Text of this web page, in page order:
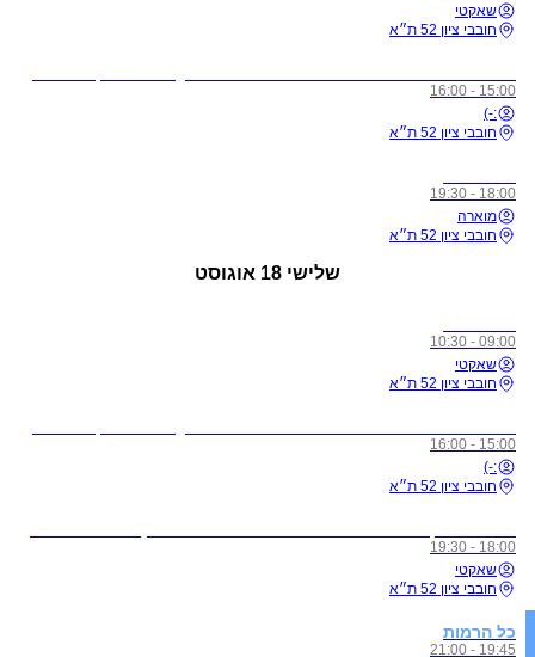
שאקטי
חובבי ציון 52 ת״א
15:00 - 16:00
:-)
חובבי ציון 52 ת״א
18:00 - 19:30
מוארה
חובבי ציון 52 ת״א
שלישי 18 אוגוסט
09:00 - 10:30
שאקטי
חובבי ציון 52 ת״א
15:00 - 16:00
:-)
חובבי ציון 52 ת״א
18:00 - 19:30
שאקטי
חובבי ציון 52 ת״א
כל הרמות
19:45 - 21:00